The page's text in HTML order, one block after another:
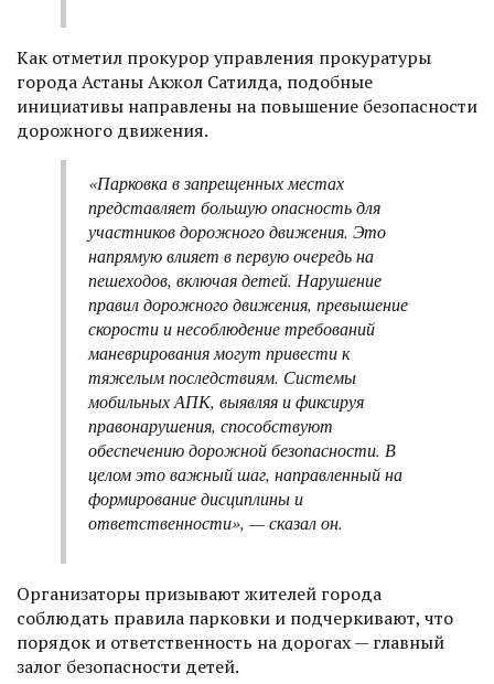
Как отметил прокурор управления прокуратуры
города Астаны Акжол Сатилда, подобные
инициативы направлены на повышение безопасности
дорожного движения.
«Парковка в запрещенных местах
представляет большую опасность для
участников дорожного движения. Это
напрямую влияет в первую очередь на
пешеходов, включая детей. Нарушение
правил дорожного движения, превышение
скорости и несоблюдение требований
маневрирования могут привести к
тяжелым последствиям. Системы
мобильных АПК, выявляя и фиксируя
правонарушения, способствуют
обеспечению дорожной безопасности. В
целом это важный шаг, направленный на
формирование дисциплины и
ответственности», — сказал он.
Организаторы призывают жителей города
соблюдать правила парковки и подчеркивают, что
порядок и ответственность на дорогах — главный
залог безопасности детей.